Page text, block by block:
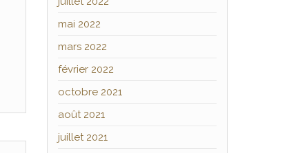
mai 2022
mars 2022
février 2022
octobre 2021
août 2021
juillet 2021